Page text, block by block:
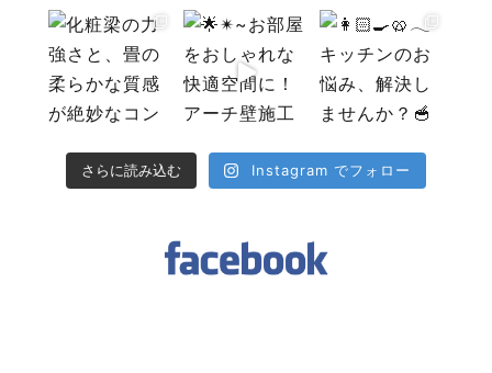
さらに読み込む Instagram でフォロー